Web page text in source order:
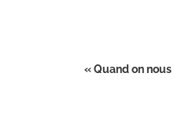
« Quand on